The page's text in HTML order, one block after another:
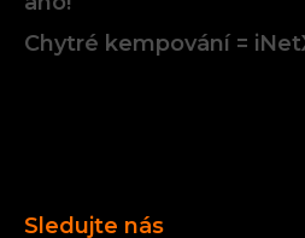
Chytré kempování =
Sledujte nás